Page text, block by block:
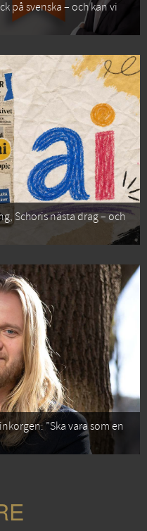
på svenska – och kan vi
Schoris nästa drag – och
”Ska vara som en